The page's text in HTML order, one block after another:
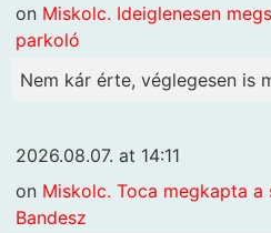
on Miskolc. Ideiglenesen
parkoló
Nem kár érte, véglegesen is
2026.08.07. at 14:11
on Miskolc. Toca megkapta
Bandesz